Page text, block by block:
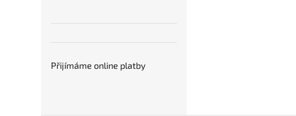
Přijímáme online platby